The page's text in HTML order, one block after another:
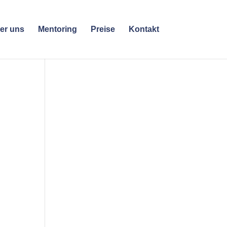
uns Mentoring Preise Kontakt